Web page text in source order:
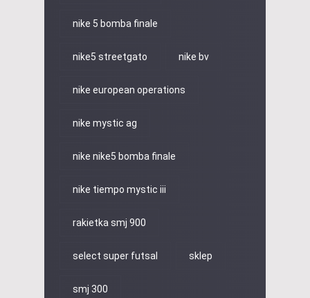
nike 5 bomba finale
nike5 streetgato nike bv
nike european operations
nike mystic ag
nike nike5 bomba finale
nike tiempo mystic iii
rakietka smj 900
select super futsal sklep
smj 300